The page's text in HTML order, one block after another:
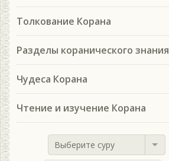
Толкование Корана
Разделы коранического знания
Чудеса Корана
Чтение и изучение Корана
Выберите суру